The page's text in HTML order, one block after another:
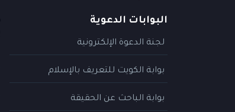
البوابات الدعوية
لجنة الدعوة الإلكترونية
بوابة الكويت للتعريف بالإسلام
بوابة الباحث عن الحقيقة